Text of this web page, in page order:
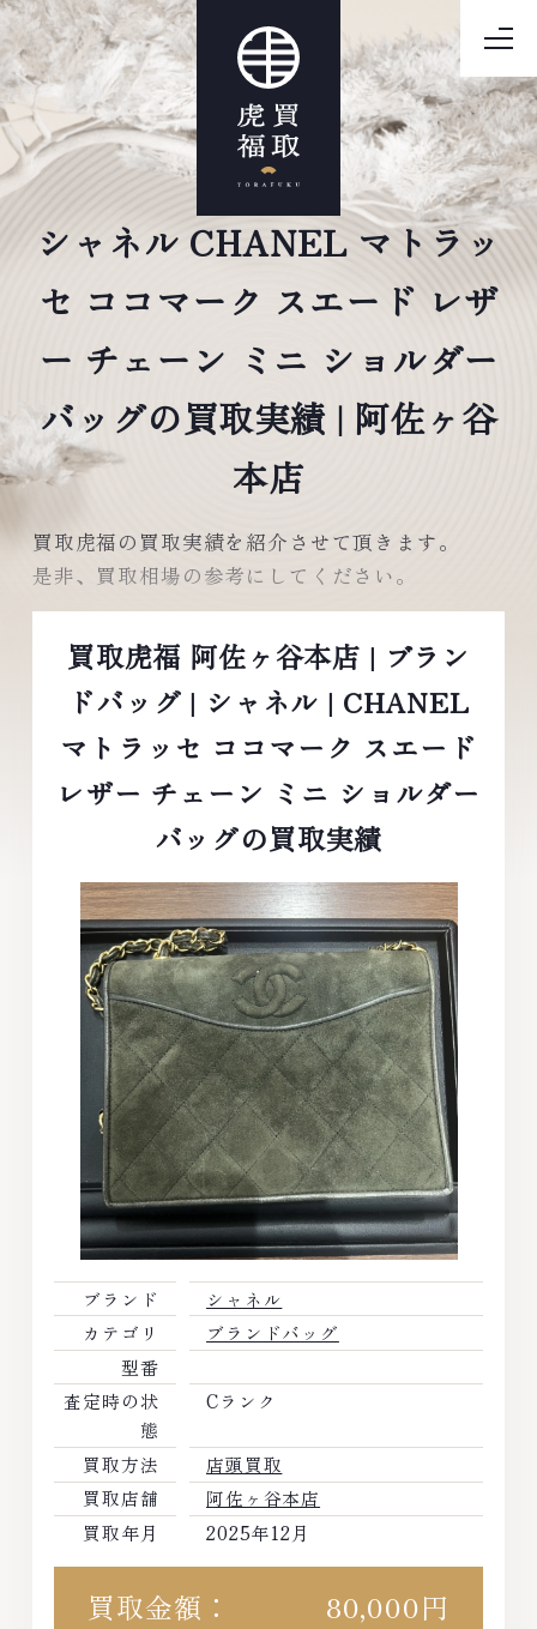
シャネル CHANEL マトラッ
セ ココマーク スエード レザ
ー チェーン ミニ ショルダー
バッグの買取実績 | 阿佐ヶ谷
本店
買取虎福の買取実績を紹介させて頂きます。
是非、買取相場の参考にしてください。
買取虎福 阿佐ヶ谷本店 | ブラン
ドバッグ | シャネル | CHANEL
マトラッセ ココマーク スエード
レザー チェーン ミニ ショルダー
バッグの買取実績
ブランド
シャネル
カテゴリ
ブランドバッグ
型番
査定時の状
態
Cランク
買取方法
店頭買取
買取店舗
阿佐ヶ谷本店
買取年月
2025年12月
買取金額： 80,000円